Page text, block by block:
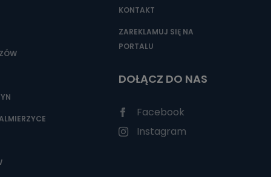
KONTAKT
ZAREKLAMUJ SIĘ NA
PORTALU
DOŁĄCZ DO NAS
Facebook
Instagram